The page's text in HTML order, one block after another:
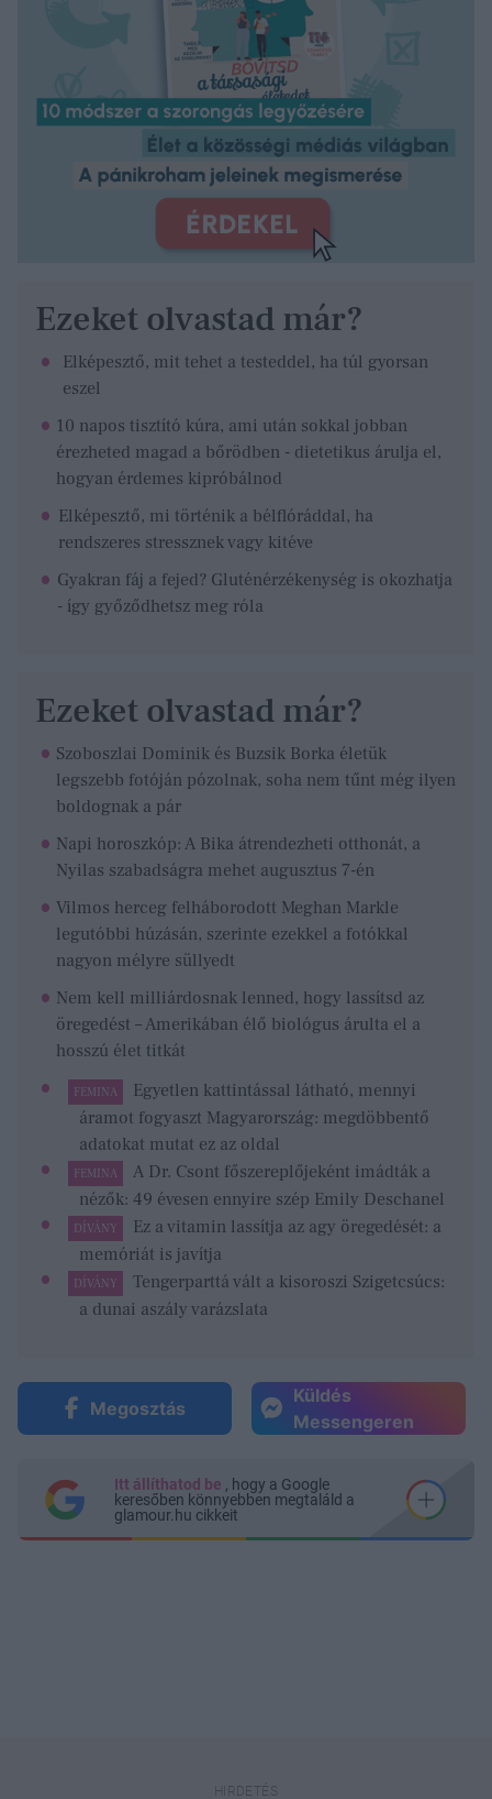
Ezeket olvastad már?
Elképesztő, mit tehet a testeddel, ha túl gyorsan
eszel
10 napos tisztító kúra, ami után sokkal jobban
érezheted magad a bőrödben - dietetikus árulja el,
hogyan érdemes kipróbálnod
Elképesztő, mi történik a bélflóráddal, ha
rendszeres stressznek vagy kitéve
Gyakran fáj a fejed? Gluténérzékenység is okozhatja
- így győződhetsz meg róla
Ezeket olvastad már?
Szoboszlai Dominik és Buzsik Borka életük
legszebb fotóján pózolnak, soha nem tűnt még ilyen
boldognak a pár
Napi horoszkóp: A Bika átrendezheti otthonát, a
Nyilas szabadságra mehet augusztus 7-én
Vilmos herceg felháborodott Meghan Markle
legutóbbi húzásán, szerinte ezekkel a fotókkal
nagyon mélyre süllyedt
Nem kell milliárdosnak lenned, hogy lassítsd az
öregedést – Amerikában élő biológus árulta el a
hosszú élet titkát
FEMINA
Egyetlen kattintással látható, mennyi
áramot fogyaszt Magyarország: megdöbbentő
adatokat mutat ez az oldal
FEMINA
A Dr. Csont főszereplőjeként imádták a
nézők: 49 évesen ennyire szép Emily Deschanel
DÍVÁNY
Ez a vitamin lassítja az agy öregedését: a
memóriát is javítja
DÍVÁNY
Tengerparttá vált a kisoroszi Szigetcsúcs:
a dunai aszály varázslata
Megosztás
Küldés
Messengeren
Itt állíthatod be , hogy a Google
keresőben könnyebben megtaláld a
glamour.hu cikkeit